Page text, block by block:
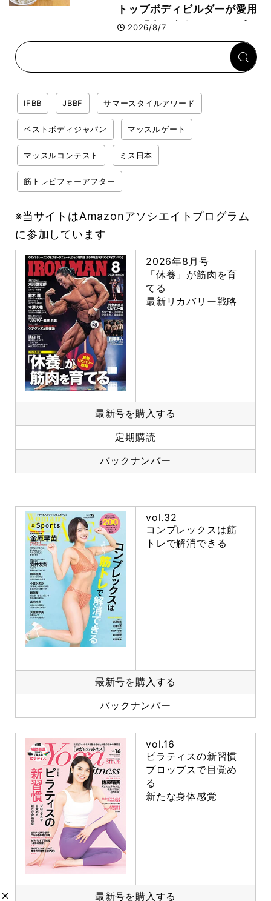
トップボディビルダーが愛用
する「米＋牛肉」のシンプル
回復メシとは？
2026/8/7
IFBB JBBF サマースタイルアワード
ベストボディジャパン マッスルゲート
マッスルコンテスト ミス日本
筋トレビフォーアフター
※当サイトはAmazonアソシエイトプログラム
に参加しています
2026年8月号
「休養」が筋肉を育
てる
最新リカバリー戦略
最新号を購入する
定期購読
バックナンバー
vol.32
コンプレックスは筋
トレで解消できる
最新号を購入する
バックナンバー
vol.16
ピラティスの新習慣
プロップスで目覚め
る
新たな身体感覚
最新号を購入する